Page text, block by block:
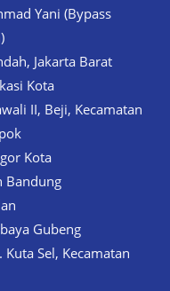
Yani (Bypass
Jakarta Barat
Kota
II, Beji, Kecamatan
Kota
Bandung
Gubeng
Kuta Sel, Kecamatan